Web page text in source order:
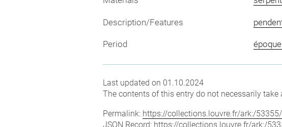
Description/Features
Period
Last updated on 01.10.2024
The contents of this entry do not necessarily
Permalink: https://collections.louvre.fr/ark:/
JSON Record: https://collections.louvre.fr/ark:/